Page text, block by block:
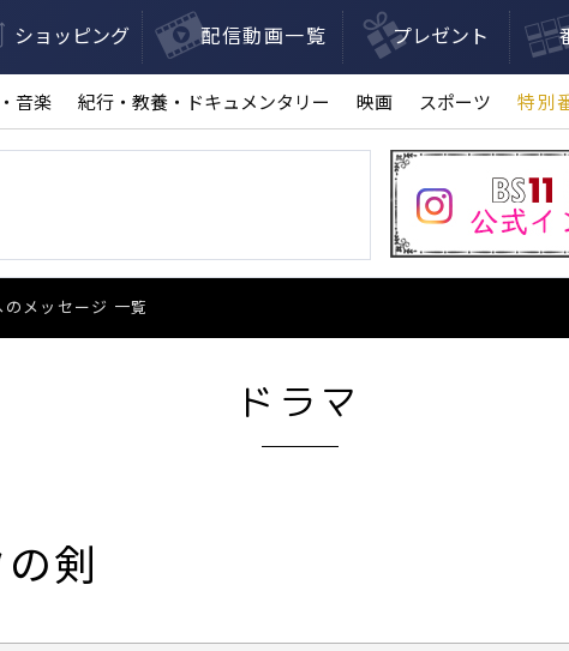
ショッピング 配信動画一覧 プレゼント
音楽 紀行・教養・ドキュメンタリー 映画 スポーツ 特別
のメッセージ 一覧
ドラマ
剣